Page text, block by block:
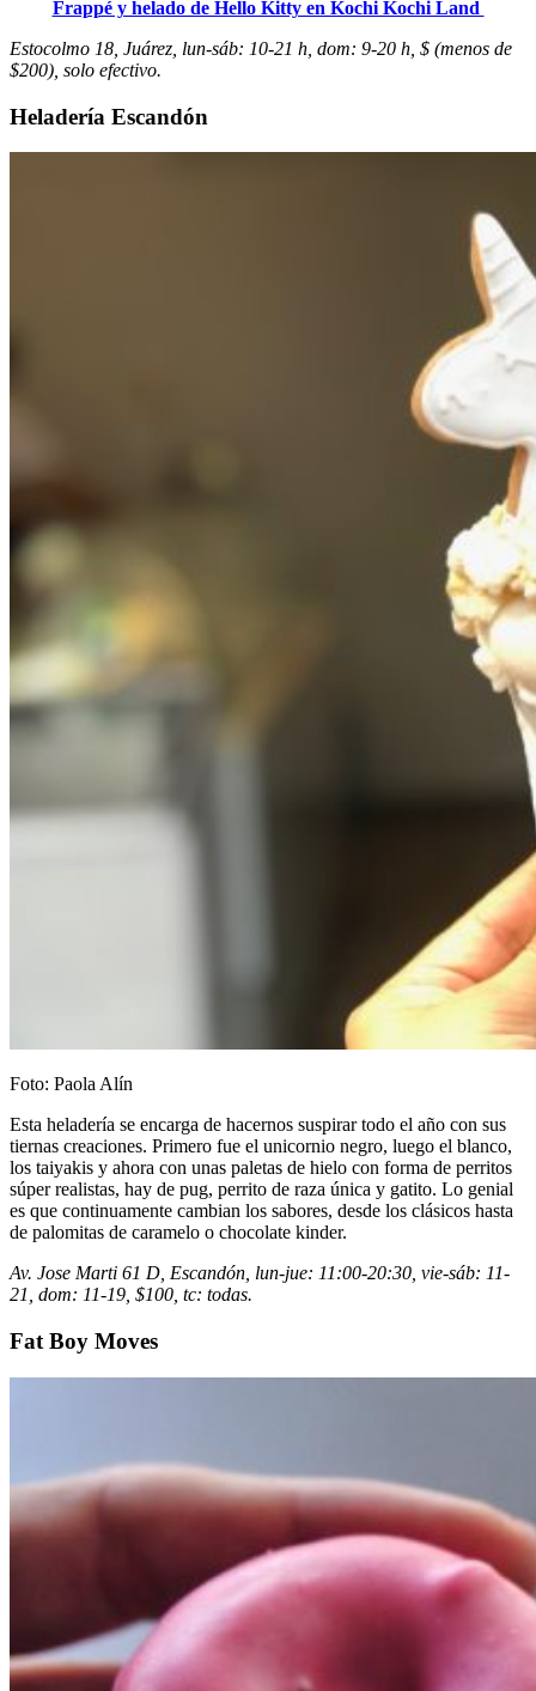
Frappé y helado de Hello Kitty en Kochi Kochi Land
Estocolmo 18, Juárez, lun-sáb: 10-21 h, dom: 9-20 h, $ (menos de
$200), solo efectivo.
Heladería Escandón
Foto: Paola Alín
Esta heladería se encarga de hacernos suspirar todo el año con sus
tiernas creaciones. Primero fue el unicornio negro, luego el blanco,
los taiyakis y ahora con unas paletas de hielo con forma de perritos
súper realistas, hay de pug, perrito de raza única y gatito. Lo genial
es que continuamente cambian los sabores, desde los clásicos hasta
de palomitas de caramelo o chocolate kinder.
Av. Jose Marti 61 D, Escandón, lun-jue: 11:00-20:30, vie-sáb: 11-
21, dom: 11-19, $100, tc: todas.
Fat Boy Moves